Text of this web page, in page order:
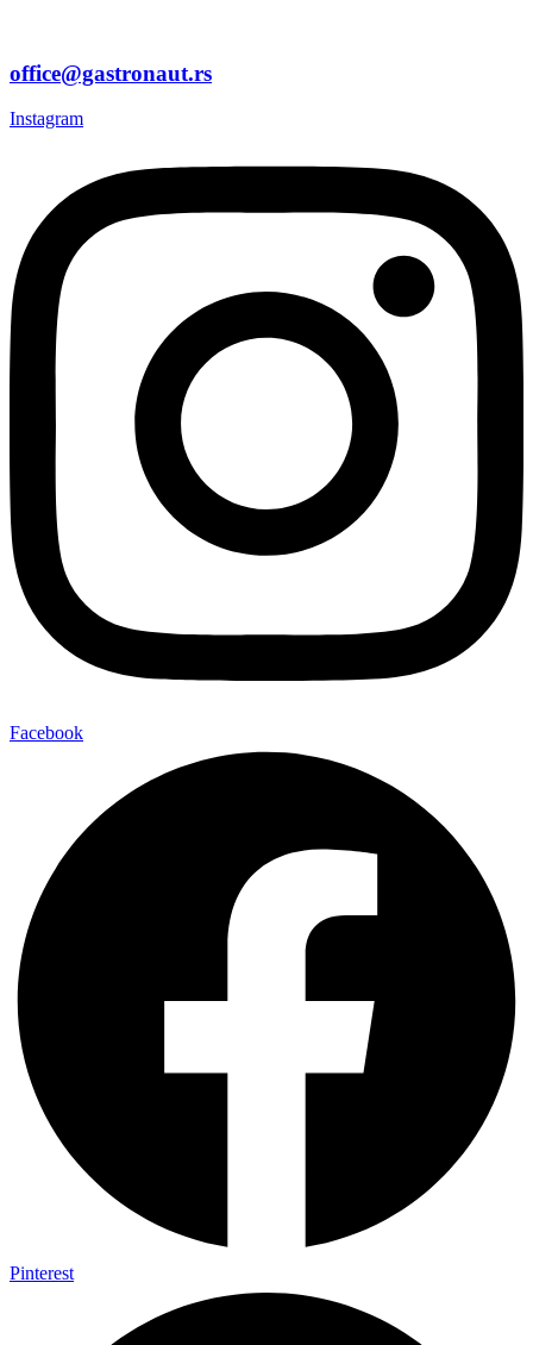
office@gastronaut.rs
Instagram
Facebook
Pinterest